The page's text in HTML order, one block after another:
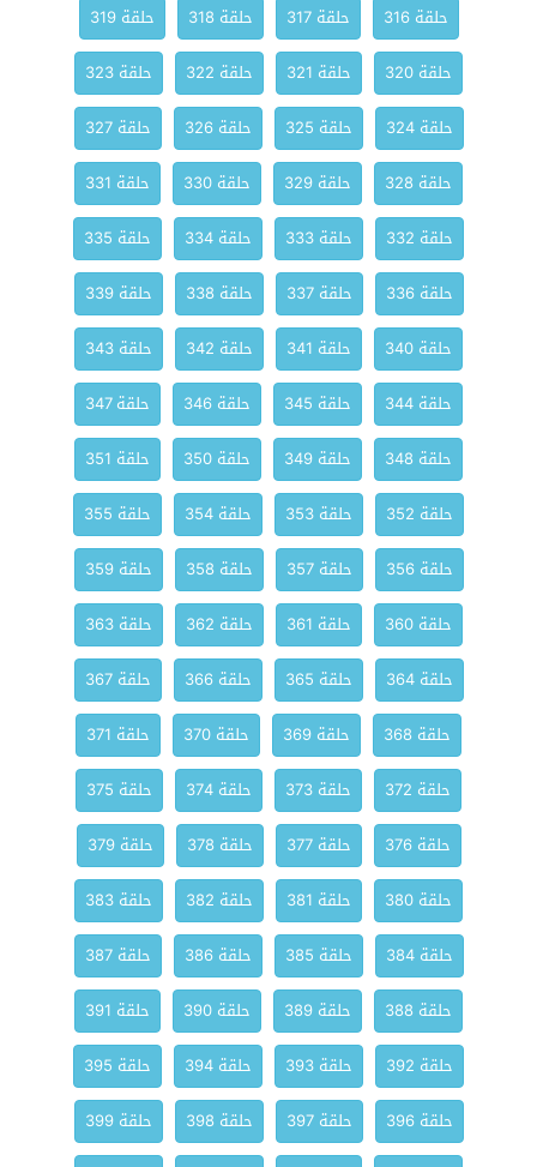
حلقة 316
حلقة 317 حلقة 318
حلقة 319
حلقة 320
حلقة 321 حلقة 322
حلقة 323
حلقة 324
حلقة 325 حلقة 326
حلقة 327
حلقة 328
حلقة 329 حلقة 330
حلقة 331
حلقة 332
حلقة 333 حلقة 334
حلقة 335
حلقة 336
حلقة 337 حلقة 338
حلقة 339
حلقة 340
حلقة 341 حلقة 342
حلقة 343
حلقة 344
حلقة 345 حلقة 346
حلقة 347
حلقة 348
حلقة 349 حلقة 350
حلقة 351
حلقة 352
حلقة 353 حلقة 354
حلقة 355
حلقة 356
حلقة 357 حلقة 358
حلقة 359
حلقة 360
حلقة 361 حلقة 362
حلقة 363
حلقة 364
حلقة 365 حلقة 366
حلقة 367
حلقة 368
حلقة 369 حلقة 370
حلقة 371
حلقة 372
حلقة 373 حلقة 374
حلقة 375
حلقة 376
حلقة 377 حلقة 378
حلقة 379
حلقة 380
حلقة 381 حلقة 382
حلقة 383
حلقة 384
حلقة 385 حلقة 386
حلقة 387
حلقة 388
حلقة 389 حلقة 390
حلقة 391
حلقة 392
حلقة 393 حلقة 394
حلقة 395
حلقة 396
حلقة 397 حلقة 398
حلقة 399